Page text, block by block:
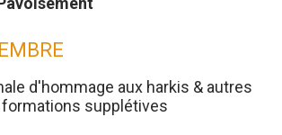
d'hommage aux harkis & autres
supplétives